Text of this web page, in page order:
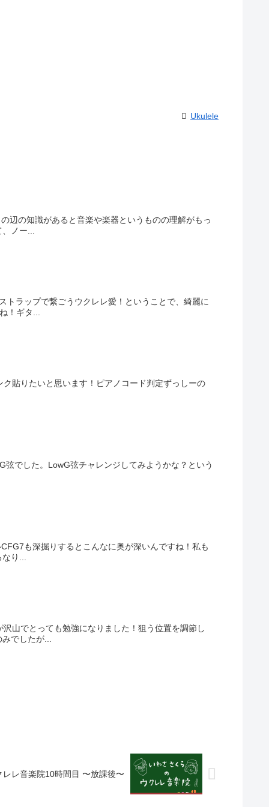
Ukulele
辺の知識があると音楽や楽器というものの理解がもっ
ノー...
トラップで繋ごうウクレレ愛！ということで、綺麗に
！ギタ...
貼りたいと思います！ピアノコード判定ずっしーの
でした。LowG弦チャレンジしてみようかな？という
も深掘りするとこんなに奥が深いんですね！私も
り...
山でとっても勉強になりました！狙う位置を調節し
でしたが...
レレ音楽院10時間目 〜放課後〜